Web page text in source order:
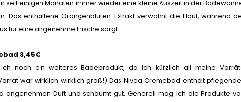
seit einigen Monaten immer wieder eine kleine Auszeit in der
Das enthaltene Orangenblüten-Extrakt verwöhnt die Haut, während
für eine angenehme Frische sorgt.
3,45€
noch ein weiteres Badeprodukt, da ich kürzlich all meine
war wirklich wirklich groß!) Das Nivea Cremebad enthält
angenehmen Duft und schäumt gut. Generell mag ich die Produkte